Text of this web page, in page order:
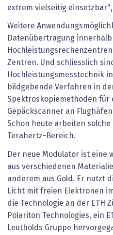
extrem vielseitig
Weitere
Datenübertragung innerhalb
Zentren. Und schliesslich
Hochleistungsmesstechnik
bildgebende Verfahren in
Spektroskopiemethoden für
Gepäckscanner an
Schon heute arbeiten solche
Terahertz-Bereich.
Der neue Modulator ist eine
aus verschiedenen
anderem aus Gold. Er nutzt
Licht mit freien Elektronen
die Technologie an der ETH
Polariton Technologies, ein
Leutholds Gruppe